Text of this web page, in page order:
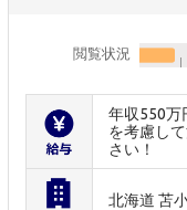
閲覧状況
年収550万
を考慮し
さい！
北海道 苫